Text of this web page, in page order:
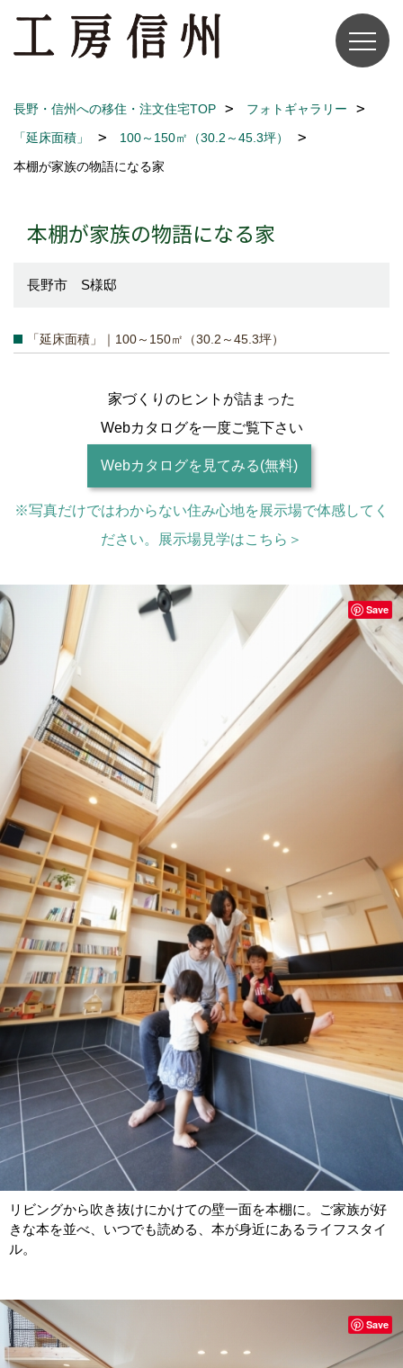
長野・信州への移住・注文住宅TOP
フォトギャラリー
「延床面積」
100～150㎡（30.2～45.3坪）
本棚が家族の物語になる家
本棚が家族の物語になる家
長野市 S様邸
「延床面積」｜100～150㎡（30.2～45.3坪）
家づくりのヒントが詰まった
Webカタログを一度ご覧下さい
Webカタログを見てみる(無料)
※写真だけではわからない住み心地を展示場で体感してく
ださい。展示場見学はこちら＞
リビングから吹き抜けにかけての壁一面を本棚に。ご家族が好
きな本を並べ、いつでも読める、本が身近にあるライフスタイ
ル。
Save
Save